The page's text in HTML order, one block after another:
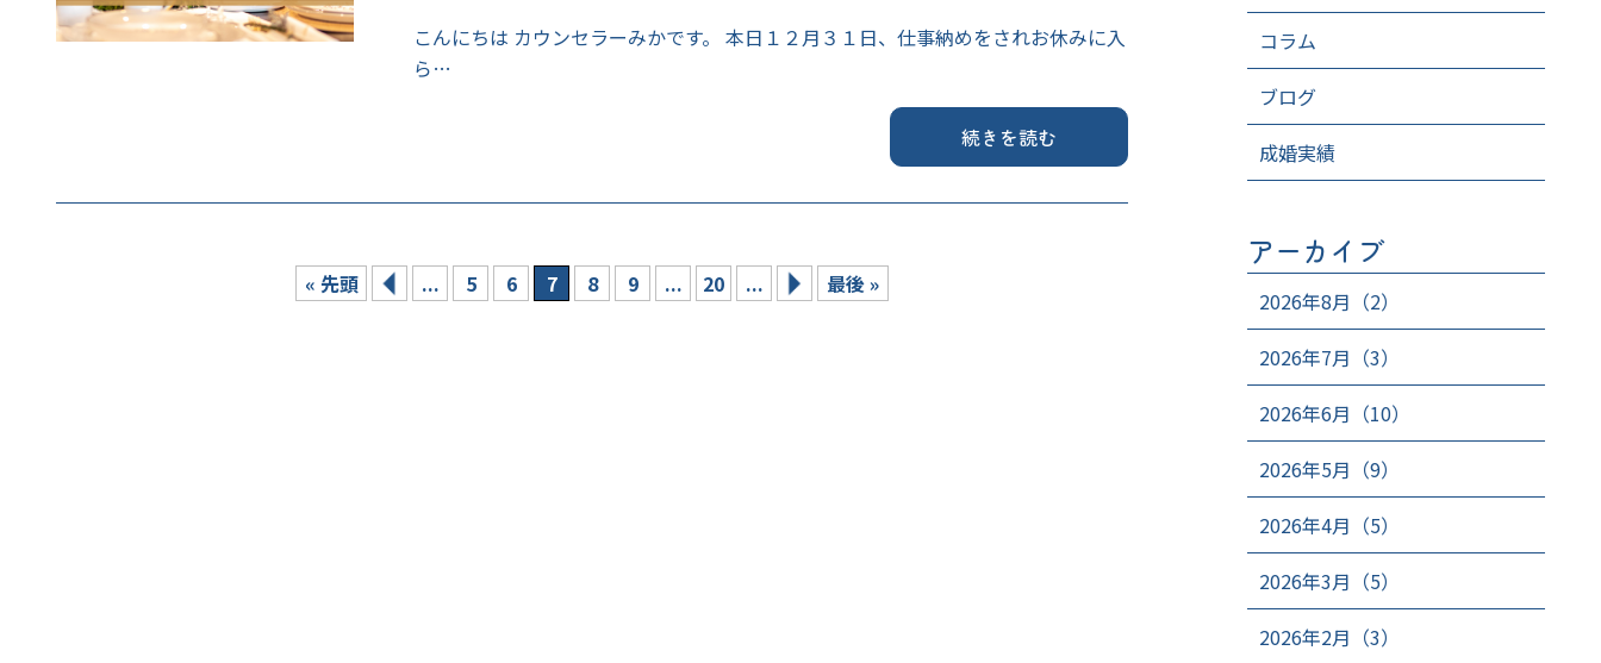
こんにちは カウンセラーみかです。 本日１２月３１日、仕事納めをされお休みに入
ら…
続きを読む
« 先頭 ... 5 6 7 8 9 ... 20 ... 最後 »
コラム
ブログ
成婚実績
アーカイブ
2026年8月（2）
2026年7月（3）
2026年6月（10）
2026年5月（9）
2026年4月（5）
2026年3月（5）
2026年2月（3）